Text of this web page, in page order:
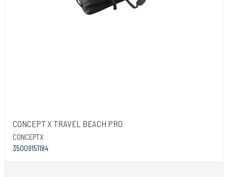
CONCEPT X TRAVEL BEACH PRO
CONCEPTX
35009151184